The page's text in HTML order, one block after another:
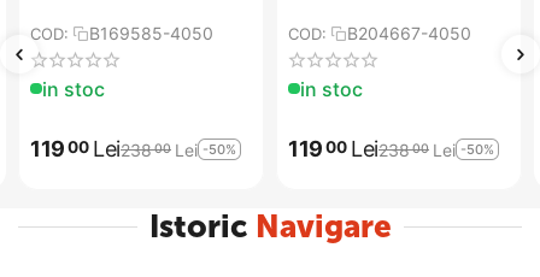
COD: B169585-4050
in stoc
11900 Lei23800 Lei -50%
Louveciennes
COD: B204667-4050
in stoc
11900 Lei23800 Lei -50%
Istoric Navigare